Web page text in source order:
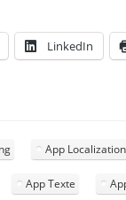
LinkedIn
App Localization
App Texte